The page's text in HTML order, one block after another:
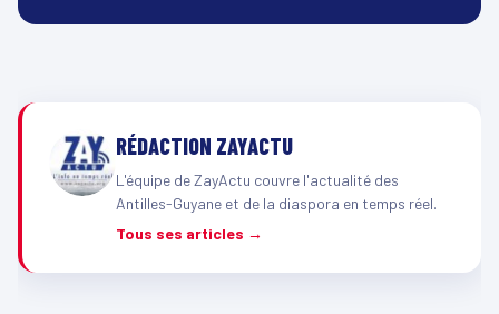
RÉDACTION ZAYACTU
L'équipe de ZayActu couvre l'actualité des
Antilles-Guyane et de la diaspora en temps réel.
Tous ses articles →